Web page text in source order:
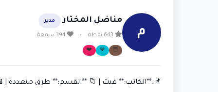
م
مناضل المختار مدير
•
🦉
💎
❤️
📌 **الكاتب:** غيث | 📁 **القسم:** طرق متعددة | 📅 2018-06-01